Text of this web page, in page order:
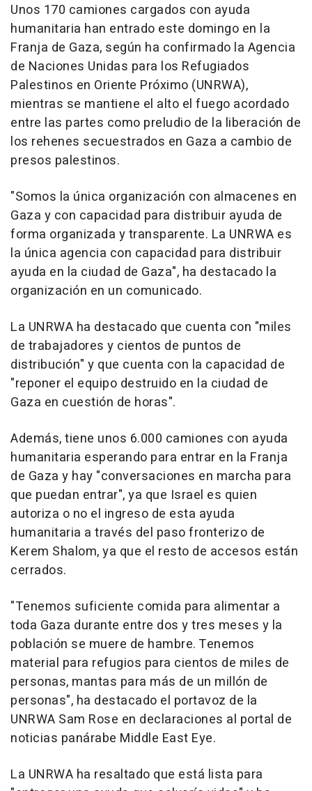
Unos 170 camiones cargados con ayuda
humanitaria han entrado este domingo en la
Franja de Gaza, según ha confirmado la Agencia
de Naciones Unidas para los Refugiados
Palestinos en Oriente Próximo (UNRWA),
mientras se mantiene el alto el fuego acordado
entre las partes como preludio de la liberación de
los rehenes secuestrados en Gaza a cambio de
presos palestinos.
"Somos la única organización con almacenes en
Gaza y con capacidad para distribuir ayuda de
forma organizada y transparente. La UNRWA es
la única agencia con capacidad para distribuir
ayuda en la ciudad de Gaza", ha destacado la
organización en un comunicado.
La UNRWA ha destacado que cuenta con "miles
de trabajadores y cientos de puntos de
distribución" y que cuenta con la capacidad de
"reponer el equipo destruido en la ciudad de
Gaza en cuestión de horas".
Además, tiene unos 6.000 camiones con ayuda
humanitaria esperando para entrar en la Franja
de Gaza y hay "conversaciones en marcha para
que puedan entrar", ya que Israel es quien
autoriza o no el ingreso de esta ayuda
humanitaria a través del paso fronterizo de
Kerem Shalom, ya que el resto de accesos están
cerrados.
"Tenemos suficiente comida para alimentar a
toda Gaza durante entre dos y tres meses y la
población se muere de hambre. Tenemos
material para refugios para cientos de miles de
personas, mantas para más de un millón de
personas", ha destacado el portavoz de la
UNRWA Sam Rose en declaraciones al portal de
noticias panárabe Middle East Eye.
La UNRWA ha resaltado que está lista para